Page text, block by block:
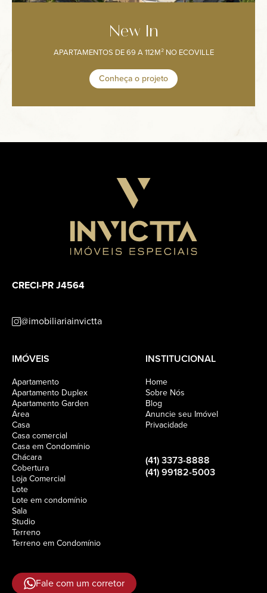
New In
APARTAMENTOS DE 69 A 112M² NO ECOVILLE
Conheça o projeto
CRECI-PR J4564
@imobiliariainvictta
IMÓVEIS
Apartamento
Apartamento Duplex
Apartamento Garden
Área
Casa
Casa comercial
Casa em Condomínio
Chácara
Cobertura
Loja Comercial
Lote
Lote em condomínio
Sala
Studio
Terreno
Terreno em Condomínio
INSTITUCIONAL
Home
Sobre Nós
Blog
Anuncie seu Imóvel
Privacidade
(41) 3373-8888
(41) 99182-5003
Fale com um corretor